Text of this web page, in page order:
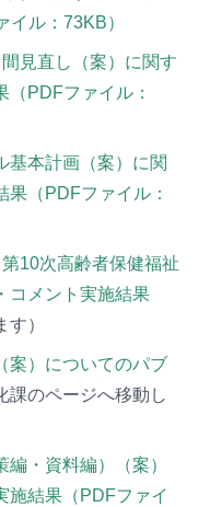
イル：73KB）
見直し（案）に関す
（PDFファイル：
基本計画（案）に関
（PDFファイル：
10次高齢者保健福祉
コメント実施結果
）
案）についてのパブ
課のページへ移動し
・資料編）（案）
施結果（PDFファイ